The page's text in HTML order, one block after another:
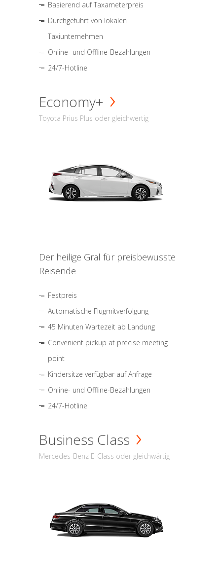
Basierend auf Taxameterpreis
Durchgeführt von lokalen
Taxiunternehmen
Online- und Offline-Bezahlungen
24/7-Hotline
Economy+
Toyota Prius Plus oder gleichwertig
Der heilige Gral für preisbewusste
Reisende
Festpreis
Automatische Flugmitverfolgung
45 Minuten Wartezeit ab Landung
Convenient pickup at precise meeting
point
Kindersitze verfügbar auf Anfrage
Online- und Offline-Bezahlungen
24/7-Hotline
Business Class
Mercedes-Benz E-Class oder gleichwärtig